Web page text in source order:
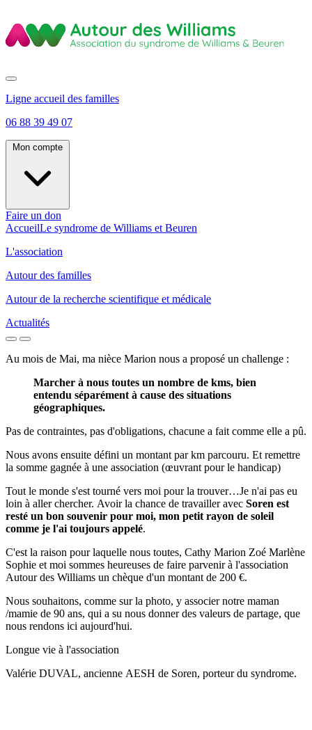
Ligne accueil des familles
06 88 39 49 07
Faire un don
AccueilLe syndrome de Williams et Beuren
L'association
Autour des familles
Autour de la recherche scientifique et médicale
Actualités
Au mois de Mai, ma nièce Marion nous a proposé un challenge :
Marcher à nous toutes un nombre de kms, bien
entendu séparément à cause des situations
géographiques.
Pas de contraintes, pas d'obligations, chacune a fait comme elle a pû.
Nous avons ensuite défini un montant par km parcouru. Et remettre
la somme gagnée à une association (œuvrant pour le handicap)
Tout le monde s'est tourné vers moi pour la trouver…Je n'ai pas eu
loin à aller chercher. Avoir la chance de travailler avec Soren est
resté un bon souvenir pour moi, mon petit rayon de soleil
comme je l'ai toujours appelé.
C'est la raison pour laquelle nous toutes, Cathy Marion Zoé Marlène
Sophie et moi sommes heureuses de faire parvenir à l'association
Autour des Williams un chèque d'un montant de 200 €.
Nous souhaitons, comme sur la photo, y associer notre maman
/mamie de 90 ans, qui a su nous donner des valeurs de partage, que
nous rendons ici aujourd'hui.
Longue vie à l'association
Valérie DUVAL, ancienne AESH de Soren, porteur du syndrome.